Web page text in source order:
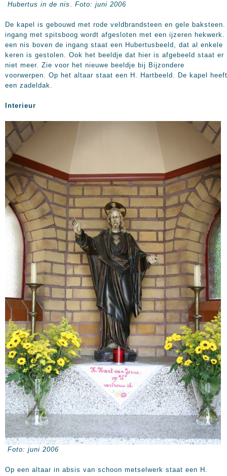
Hubertus in de nis . Foto: juni 2006
De kapel is gebouwd met rode veldbrandsteen en gele baksteen.
ingang met spitsboog wordt afgesloten met een ijzeren hekwerk.
een nis boven de ingang staat een Hubertusbeeld, dat al enkele
keren is gestolen. Ook het beeldje dat hier is afgebeeld staat er
niet meer. Zie voor het nieuwe beeldje bij Bijzondere
voorwerpen. Op het altaar staat een H. Hartbeeld. De kapel heeft
een zadeldak.
Interieur
Foto: juni 2006
Op een altaar in absis van schoon metselwerk staat een H.